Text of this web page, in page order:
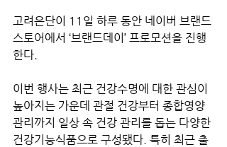
고려은단이 11일 하루 동안 네이버 브랜드
스토어에서 ‘브랜드데이’ 프로모션을 진행
한다.
이번 행사는 최근 건강수명에 대한 관심이
높아지는 가운데 관절 건강부터 종합영양
관리까지 일상 속 건강 관리를 돕는 다양한
건강기능식품으로 구성됐다. 특히 최근 출